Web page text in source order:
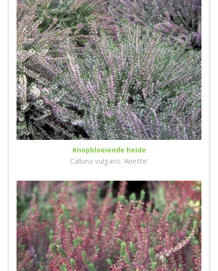
Knopbloeiende heide
Calluna vulgaris 'Anette'